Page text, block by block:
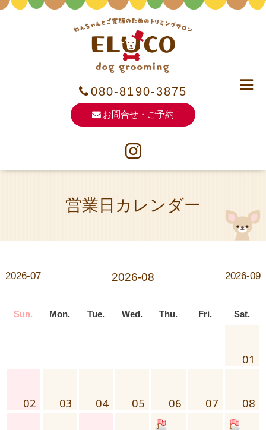
080-8190-3875
お問合せ・ご予約
営業日カレンダー
2026-07 2026-08 2026-09
Sun. Mon. Tue. Wed. Thu. Fri. Sat.
01
02 03 04 05 06 07 08